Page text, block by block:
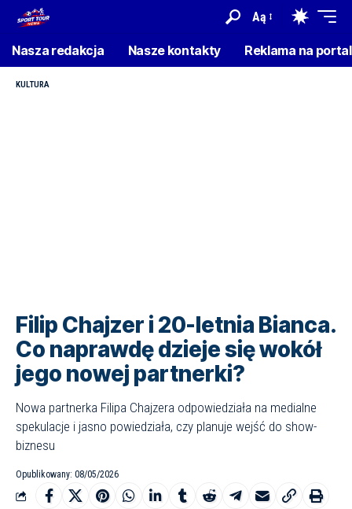
Aą
Nasza redakcja Nasze kontakty Reklama na
KULTURA
Filip Chajzer i 20-letnia Bianca.
Co naprawdę dzieje się wokół
jego nowej partnerki?
Nowa partnerka Filipa Chajzera odpowiedziała na medialne
spekulacje i jasno powiedziała, czy planuje wejść do show-
biznesu
Opublikowany: 08/05/2026